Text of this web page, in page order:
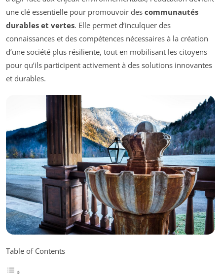
une clé essentielle pour promouvoir des communautés
durables et vertes. Elle permet d’inculquer des
connaissances et des compétences nécessaires à la création
d’une société plus résiliente, tout en mobilisant les citoyens
pour qu’ils participent activement à des solutions innovantes
et durables.
Table of Contents